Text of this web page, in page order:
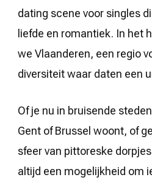
dating scene voor singles
liefde en romantiek. In het
we Vlaanderen, een regio
diversiteit waar daten een
Of je nu in bruisende
Gent of Brussel woont, of
sfeer van pittoreske
altijd een mogelijkheid om